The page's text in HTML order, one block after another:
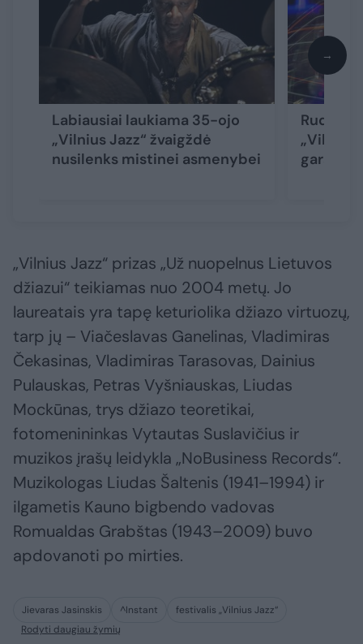
Labiausiai laukiama 35-ojo
„Vilnius Jazz“ žvaigždė
nusilenks mistinei asmenybei
„Vilnius
→
„Vilnius Jazz“ prizas „Už nuopelnus Lietuvos
džiazui“ teikiamas nuo 2004 metų. Jo
laureatais yra tapę keturiolika džiazo virtuozų,
tarp jų – Viačeslavas Ganelinas, Vladimiras
Čekasinas, Vladimiras Tarasovas, Dainius
Pulauskas, Petras Vyšniauskas, Liudas
Mockūnas, trys džiazo teoretikai,
fotomenininkas Vytautas Suslavičius ir
muzikos įrašų leidykla „NoBusiness Records“.
Muzikologas Liudas Šaltenis (1941–1994) ir
ilgametis Kauno bigbendo vadovas
Romualdas Grabštas (1943–2009) buvo
apdovanoti po mirties.
Jievaras Jasinskis ^Instant
festivalis „Vilnius Jazz“
Rodyti daugiau žymių